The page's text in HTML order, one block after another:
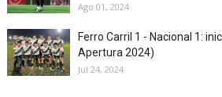
Ago 01, 2024
Ferro Carril 1 - Nacional 1:
Apertura 2024)
Jul 24, 2024